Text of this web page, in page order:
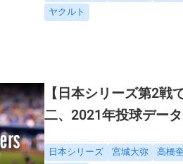
ヤクルト
【日本シリーズ第2戦
二、2021年投球デー
日本シリーズ
宮城大弥 高橋